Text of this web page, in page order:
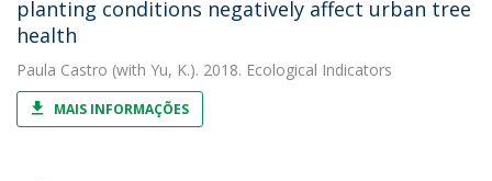
planting conditions negatively affect urban tree
health
Paula Castro (with Yu, K.). 2018. Ecological Indicators
MAIS INFORMAÇÕES